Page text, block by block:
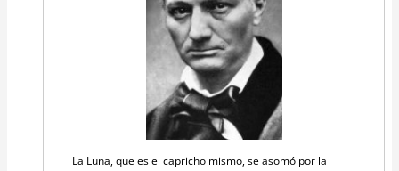
La Luna, que es el capricho mismo, se asomó por la